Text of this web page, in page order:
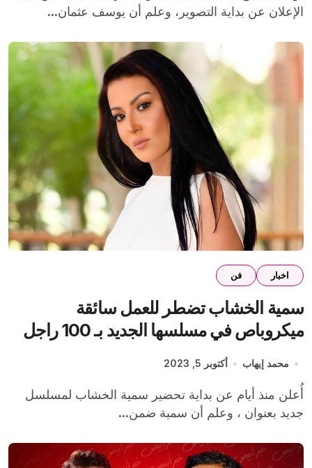
الإعلان عن بداية التصوير، وعلم أن يوسف عثمان...
اخبار فن
سمية الخشاب تضطر للعمل سائقة
ميكروباص في مسلسها الجديد بـ 100 راجل
محمد إيهاب أكتوبر 5, 2023
أُعلن منذ أيام عن بداية تحضير سمية الخشاب لمسلسل
جديد بعنوان ، وعلم أن سمية ضمن...